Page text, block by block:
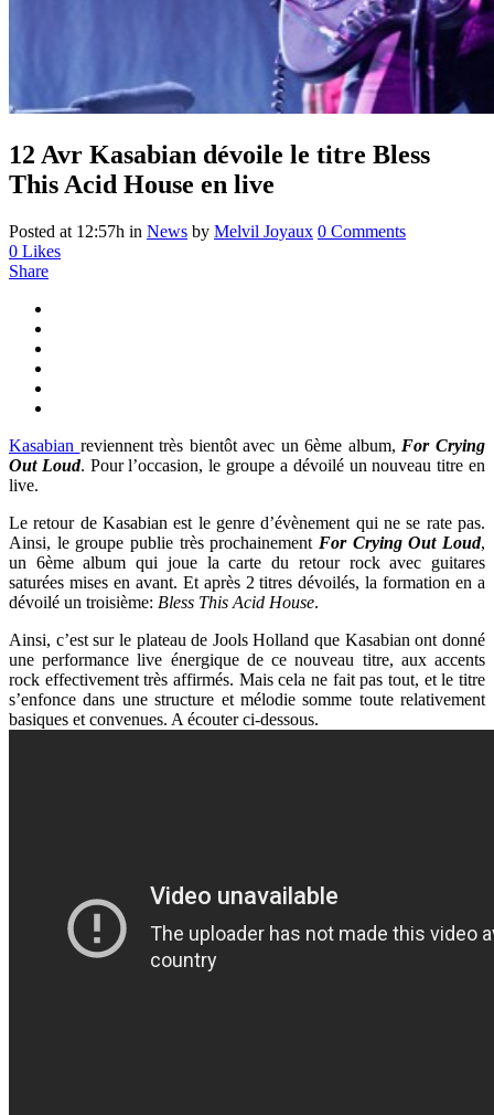
12 Avr Kasabian dévoile le titre Bless
This Acid House en live
Posted at 12:57h in News by Melvil Joyaux 0 Comments
0 Likes
Share
Kasabian reviennent très bientôt avec un 6ème album, For Crying
Out Loud. Pour l’occasion, le groupe a dévoilé un nouveau titre en
live.
Le retour de Kasabian est le genre d’évènement qui ne se rate pas.
Ainsi, le groupe publie très prochainement For Crying Out Loud,
un 6ème album qui joue la carte du retour rock avec guitares
saturées mises en avant. Et après 2 titres dévoilés, la formation en a
dévoilé un troisième: Bless This Acid House.
Ainsi, c’est sur le plateau de Jools Holland que Kasabian ont donné
une performance live énergique de ce nouveau titre, aux accents
rock effectivement très affirmés. Mais cela ne fait pas tout, et le titre
s’enfonce dans une structure et mélodie somme toute relativement
basiques et convenues. A écouter ci-dessous.